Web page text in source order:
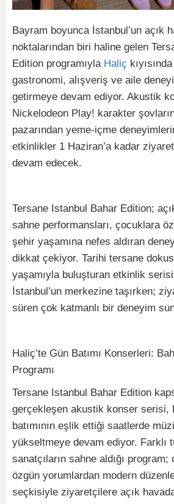
Bayram boyunca İstanbul’un açık
noktalarından biri haline gelen
Edition programıyla Haliç
gastronomi, alışveriş ve aile
getirmeye devam ediyor. Akustik
Nickelodeon Play! karakter
pazarından yeme-içme
etkinlikler 1 Haziran’a kadar
devam edecek.
Tersane Istanbul Bahar Edition;
sahne performansları, çocuklara
şehir yaşamına nefes aldıran
dikkat çekiyor. Tarihi tersane
yaşamıyla buluşturan etkinlik
İstanbul’un merkezine taşırken;
süren çok katmanlı bir deneyim
Haliç’te Gün Batımı Konserleri:
Programı
Tersane Istanbul Bahar Edition
gerçekleşen akustik konser serisi,
batımının eşlik ettiği saatlerde
yükseltmeye devam ediyor. Farklı
sanatçıların sahne aldığı
özgün yorumlardan modern
seçkisiyle ziyaretçilere açık